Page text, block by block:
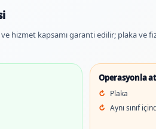
ve hizmet kapsamı garanti edilir; plaka ve
Operasyonla
Plaka
Aynı sınıf